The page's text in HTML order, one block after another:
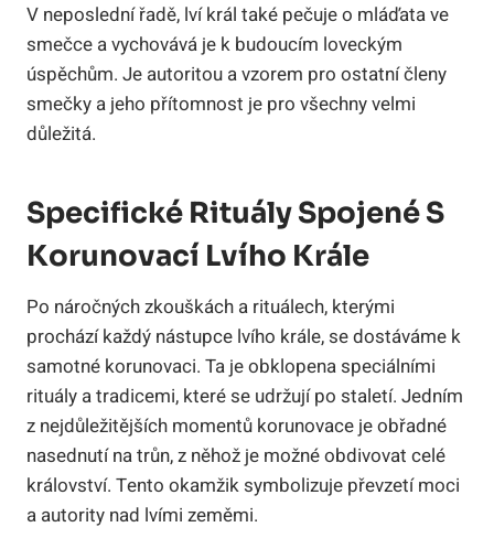
V neposlední řadě, lví král také pečuje o mláďata ve
smečce a vychovává je k budoucím loveckým
úspěchům. Je autoritou a vzorem pro ostatní členy
smečky a jeho přítomnost je pro všechny velmi
důležitá.
Specifické Rituály Spojené S
Korunovací Lvího Krále
Po náročných zkouškách a rituálech, kterými
prochází každý nástupce lvího krále, se dostáváme k
samotné korunovaci. Ta je obklopena speciálními
rituály a tradicemi, které se udržují po staletí. Jedním
z nejdůležitějších momentů korunovace je obřadné
nasednutí na trůn, z něhož je možné obdivovat celé
království. Tento okamžik symbolizuje převzetí moci
a autority nad lvími zeměmi.